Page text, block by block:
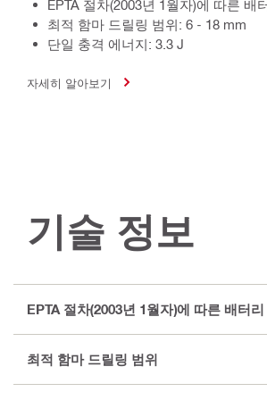
EPTA 절차(2003년 1월자)에 따른 배
최적 함마 드릴링 범위: 6 - 18 mm
단일 충격 에너지: 3.3 J
자세히 알아보기
기술 정보
EPTA 절차(2003년 1월자)에 따른 배터
최적 함마 드릴링 범위